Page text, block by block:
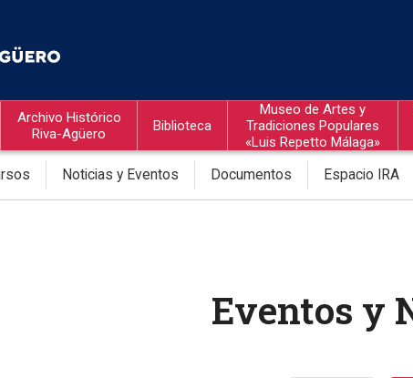
Archivo Histórico
Riva-Agüero
Biblioteca
Museo de Artes y
Tradiciones Populares
«Luis Repetto Málaga»
Noticias y Eventos Documentos Espacio IRA
Eventos y